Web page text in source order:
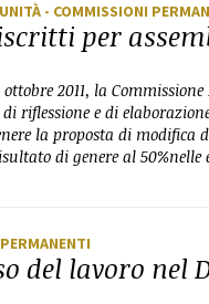
- COMMISSIONI
per
2011, la
riflessione e di
la proposta di modifica
di genere al 50%nelle
del lavoro nel